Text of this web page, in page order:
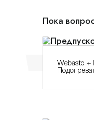
Пока
Webasto +